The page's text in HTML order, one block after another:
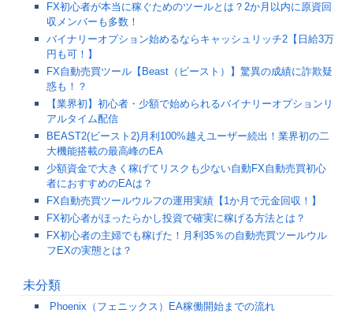
FX初心者が本当に稼ぐためのツールとは？2か月以内に原資回
収メンバーも多数！
バイナリーオプション始めるならキャッシュリッチ2【日給3万
円も可！】
FX自動売買ツール【Beast（ビースト）】驚異の成績に詐欺疑
惑も！？
【業界初】初心者・少額で始められるバイナリーオプションリ
アルタイム配信
BEAST2(ビースト2)月利100%越えユーザー続出！業界初の二
大機能搭載の最高峰のEA
少額資金で大きく稼げてリスクも少ない自動FX自動売買初心
者におすすめのEAは？
FX自動売買ツールウルフの運用実績【1か月で元金回収！】
FX初心者がほったらかし投資で確実に稼げる方法とは？
FX初心者の主婦でも稼げた！月利35％の自動売買ツールウル
フEXの実態とは？
未分類
Phoenix（フェニックス）EA稼働開始までの流れ